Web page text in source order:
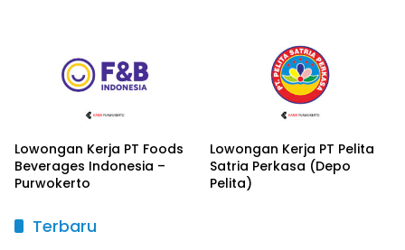
Lowongan Kerja PT Foods
Beverages Indonesia –
Purwokerto
Lowongan Kerja PT Pelita
Satria Perkasa (Depo
Pelita)
Terbaru